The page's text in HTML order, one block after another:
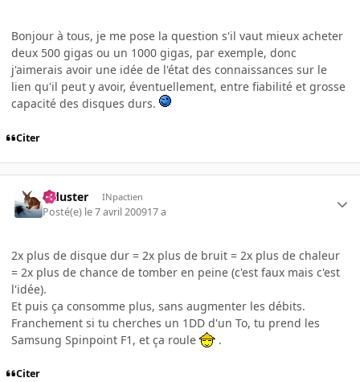
Bonjour à tous, je me pose la question s'il vaut mieux acheter
deux 500 gigas ou un 1000 gigas, par exemple, donc
j'aimerais avoir une idée de l'état des connaissances sur le
lien qu'il peut y avoir, éventuellement, entre fiabilité et grosse
capacité des disques durs.
Citer
Tiduster INpactien
Posté(e) le 7 avril 200917 a
2x plus de disque dur = 2x plus de bruit = 2x plus de chaleur
= 2x plus de chance de tomber en peine (c'est faux mais c'est
l'idée).
Et puis ça consomme plus, sans augmenter les débits.
Franchement si tu cherches un 1DD d'un To, tu prend les
Samsung Spinpoint F1, et ça roule
.
Citer